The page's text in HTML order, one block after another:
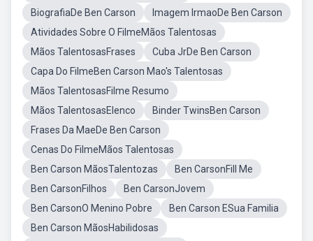
BiografiaDe Ben Carson
Imagem IrmaoDe Ben Carson
Atividades Sobre O FilmeMãos Talentosas
Mãos TalentosasFrases
Cuba JrDe Ben Carson
Capa Do FilmeBen Carson Mao's Talentosas
Mãos TalentosasFilme Resumo
Mãos TalentosasElenco
Binder TwinsBen Carson
Frases Da MaeDe Ben Carson
Cenas Do FilmeMãos Talentosas
Ben Carson MãosTalentozas
Ben CarsonFill Me
Ben CarsonFilhos
Ben CarsonJovem
Ben CarsonO Menino Pobre
Ben Carson ESua Familia
Ben Carson MãosHabilidosas